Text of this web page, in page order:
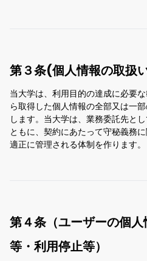
第３条(個人情報の取扱
当大学は、利用目的の達成に必要
ら取得した個人情報の全部又は一
します。当大学は、業務委託先と
ともに、契約にあたって守秘義務
適正に管理される体制を作ります。
第４条（ユーザーの個
等・利用停止等）